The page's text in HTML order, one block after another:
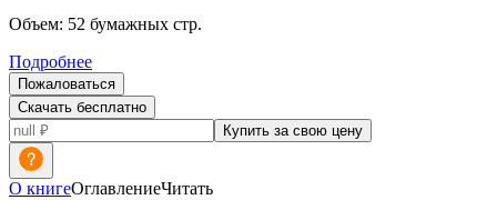
Объем: 52 бумажных стр.
Подробнее
Пожаловаться
Скачать бесплатно
Купить за свою цену
О книгеОглавлениеЧитать